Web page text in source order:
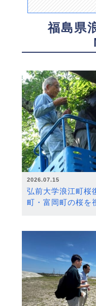
福島県
2026.07.15
弘前大学浪江町
町・富岡町の桜を